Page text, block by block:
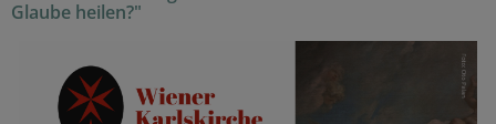
Glaube heilen?"